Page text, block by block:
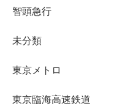
智頭急行
未分類
東京メトロ
東京臨海高速鉄道